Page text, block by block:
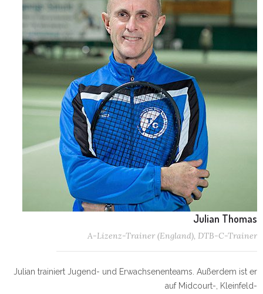
Julian Thomas
A-Lizenz-Trainer (England), DTB-C-Trainer
Julian trainiert Jugend- und Erwachsenenteams. Außerdem ist er
auf Midcourt-, Kleinfeld-